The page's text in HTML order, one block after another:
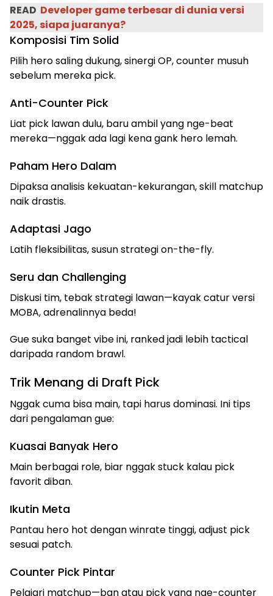
READ Developer game terbesar di dunia versi
2025, siapa juaranya?
Komposisi Tim Solid
Pilih hero saling dukung, sinergi OP, counter musuh
sebelum mereka pick.
Anti-Counter Pick
Liat pick lawan dulu, baru ambil yang nge-beat
mereka—nggak ada lagi kena gank hero lemah.
Paham Hero Dalam
Dipaksa analisis kekuatan-kekurangan, skill matchup
naik drastis.
Adaptasi Jago
Latih fleksibilitas, susun strategi on-the-fly.
Seru dan Challenging
Diskusi tim, tebak strategi lawan—kayak catur versi
MOBA, adrenalinnya beda!
Gue suka banget vibe ini, ranked jadi lebih tactical
daripada random brawl.
Trik Menang di Draft Pick
Nggak cuma bisa main, tapi harus dominasi. Ini tips
dari pengalaman gue:
Kuasai Banyak Hero
Main berbagai role, biar nggak stuck kalau pick
favorit diban.
Ikutin Meta
Pantau hero hot dengan winrate tinggi, adjust pick
sesuai patch.
Counter Pick Pintar
Pelajari matchup—ban atau pick yang nge-counter